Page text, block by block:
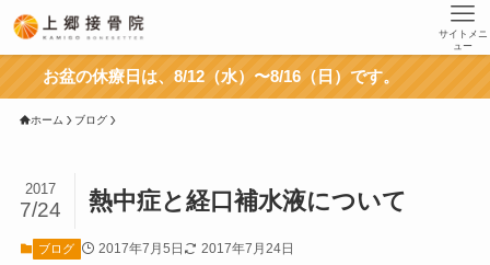
サイトメニ
ュー
お盆の休療日は、8/12（水）〜8/16（日）です。
ホーム ブログ
熱中症と経口補水液について
2017
7/24
ブログ 2017年7月5日 2017年7月24日